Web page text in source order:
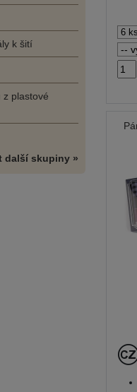
k šití
z plastové
další skupiny »